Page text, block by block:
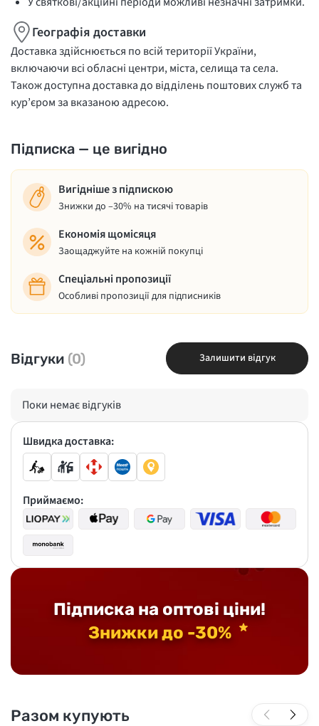
Географія доставки
Доставка здійснюється по всій території України,
включаючи всі обласні центри, міста, селища та села.
Також доступна доставка до відділень поштових служб та
кур’єром за вказаною адресою.
Підписка — це вигідно
Вигідніше з підпискою
Знижки до –30% на тисячі товарів
Економія щомісяця
Заощаджуйте на кожній покупці
Спеціальні пропозиції
Особливі пропозиції для підписників
Відгуки (0) Залишити відгук
Поки немає відгуків
Підписка на оптові ціни!
Знижки до -30%
Швидка доставка:
Приймаємо:
Разом купують